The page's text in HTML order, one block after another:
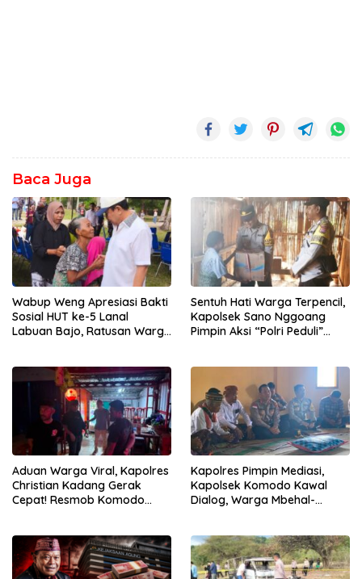
Baca Juga
Wabup Weng Apresiasi Bakti
Sosial HUT ke-5 Lanal
Labuan Bajo, Ratusan Warga
Gratis
Sentuh Hati Warga Terpencil,
Kapolsek Sano Nggoang
Pimpin Aksi “Polri Peduli”
Aduan Warga Viral, Kapolres
Christian Kadang Gerak
Cepat! Resmob Komodo
Kapolres Pimpin Mediasi,
Kapolsek Komodo Kawal
Dialog, Warga Mbehal-